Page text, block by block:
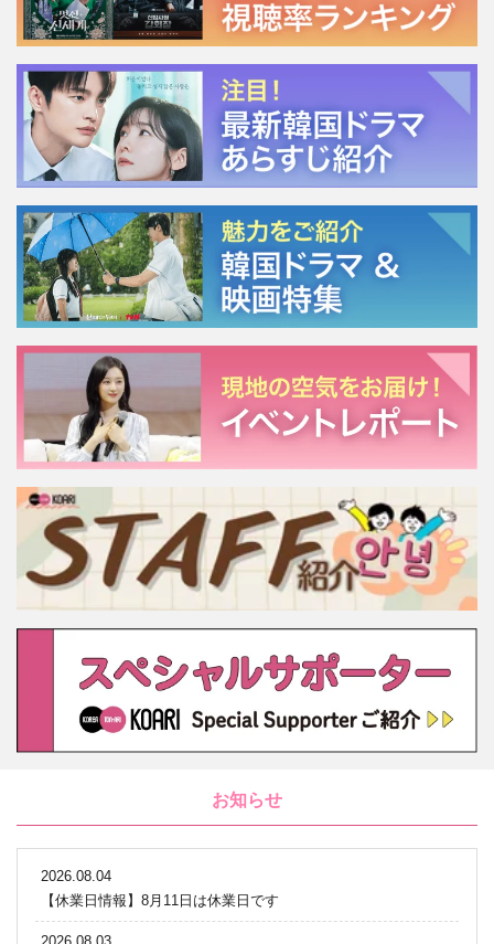
お知らせ
2026.08.04
【休業日情報】8月11日は休業日です